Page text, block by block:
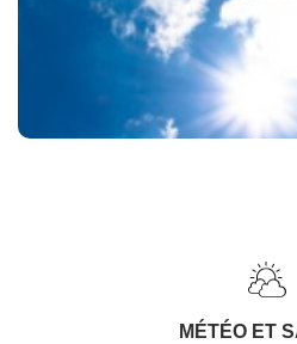
MÉTÉO ET